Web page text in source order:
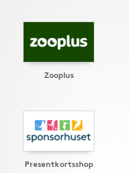
Zooplus
Presentkortsshop